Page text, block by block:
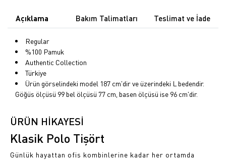
Açıklama Bakım Talimatları Teslimat ve İade
Regular
%100 Pamuk
Authentic Collection
Türkiye
Ürün görselindeki model 187 cm'dir ve üzerindeki L bedendir.
Göğüs ölçüsü 99 bel ölçüsü 77 cm, basen ölçüsü ise 96 cm'dir.
ÜRÜN HİKAYESİ
Klasik Polo Tişört
Günlük hayattan ofis kombinlerine kadar her ortamda